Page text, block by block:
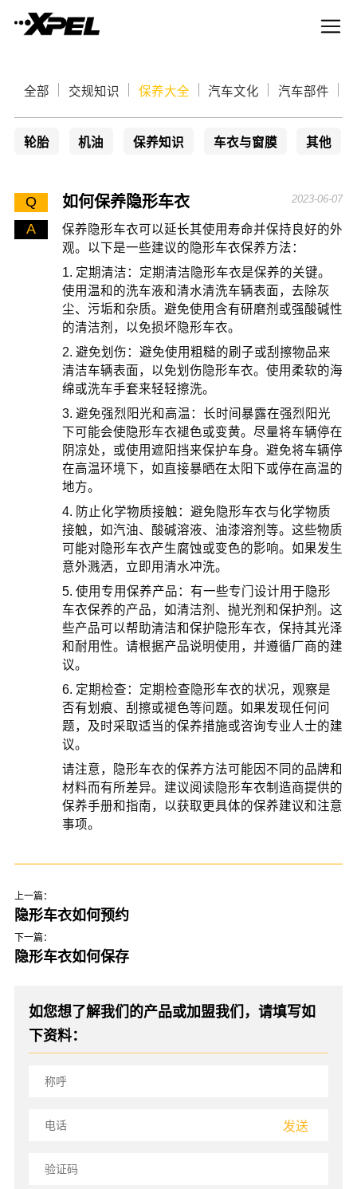
全部 交规知识 保养大全 汽车文化 汽车部件
轮胎 机油 保养知识 车衣与窗膜 其他
Q 如何保养隐形车衣 2023-06-07
A
保养隐形车衣可以延长其使用寿命并保持良好的外
观。以下是一些建议的隐形车衣保养方法：
1. 定期清洁：定期清洁隐形车衣是保养的关键。
使用温和的洗车液和清水清洗车辆表面，去除灰
尘、污垢和杂质。避免使用含有研磨剂或强酸碱性
的清洁剂，以免损坏隐形车衣。
2. 避免划伤：避免使用粗糙的刷子或刮擦物品来
清洁车辆表面，以免划伤隐形车衣。使用柔软的海
绵或洗车手套来轻轻擦洗。
3. 避免强烈阳光和高温：长时间暴露在强烈阳光
下可能会使隐形车衣褪色或变黄。尽量将车辆停在
阴凉处，或使用遮阳挡来保护车身。避免将车辆停
在高温环境下，如直接暴晒在太阳下或停在高温的
地方。
4. 防止化学物质接触：避免隐形车衣与化学物质
接触，如汽油、酸碱溶液、油漆溶剂等。这些物质
可能对隐形车衣产生腐蚀或变色的影响。如果发生
意外溅洒，立即用清水冲洗。
5. 使用专用保养产品：有一些专门设计用于隐形
车衣保养的产品，如清洁剂、抛光剂和保护剂。这
些产品可以帮助清洁和保护隐形车衣，保持其光泽
和耐用性。请根据产品说明使用，并遵循厂商的建
议。
6. 定期检查：定期检查隐形车衣的状况，观察是
否有划痕、刮擦或褪色等问题。如果发现任何问
题，及时采取适当的保养措施或咨询专业人士的建
议。
请注意，隐形车衣的保养方法可能因不同的品牌和
材料而有所差异。建议阅读隐形车衣制造商提供的
保养手册和指南，以获取更具体的保养建议和注意
事项。
上一篇：
隐形车衣如何预约
下一篇：
隐形车衣如何保存
如您想了解我们的产品或加盟我们，请填写如
下资料：
发送